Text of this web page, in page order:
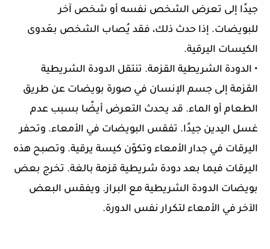
جيدًا إلى تعرض الشخص نفسه أو شخص آخر
للبويضات. إذا حدث ذلك، فقد يُصاب الشخص بعَدوى
الكيسات اليرقية.
• الدودة الشريطية القزمة. تنتقل الدودة الشريطية
القزمة إلى جسم الإنسان في صورة بويضات عن طريق
الطعام أو الماء. قد يحدث التعرض أيضًا بسبب عدم
غسل اليدين جيدًا. تفقس البويضات في الأمعاء. وتحفر
اليرقات في جدار الأمعاء وتكوّن كيسة يرقية. وتصبح هذه
اليرقات فيما بعد دودة شريطية قزمة بالغة. تخرج بعض
بويضات الدودة الشريطية مع البراز. ويفقس البعض
الآخر في الأمعاء لتكرار نفس الدورة.